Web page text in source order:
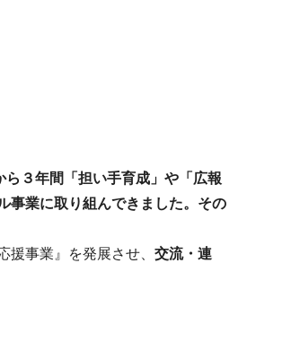
ら３年間「担い手育成」や「広報
事業に取り組んできました。その
事業』を発展させ、 交流・連